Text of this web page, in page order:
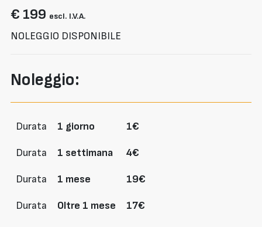
€ 199 escl. I.V.A.
NOLEGGIO DISPONIBILE
Noleggio:
Durata 1 giorno 1€
Durata 1 settimana 4€
Durata 1 mese 19€
Durata Oltre 1 mese 17€